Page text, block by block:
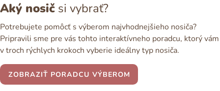
Aký nosič si vybrať?
Potrebujete pomôcť s výberom najvhodnejšieho nosiča?
Pripravili sme pre vás tohto interaktívneho poradcu, ktorý vám
v troch rýchlych krokoch vyberie ideálny typ nosiča.
ZOBRAZIŤ PORADCU VÝBEROM